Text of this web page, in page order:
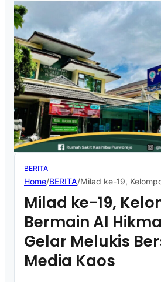
BERITA
Home/BERITA/Milad ke-19,
Milad ke-19,
Bermain Al
Gelar Melukis
Media Kaos